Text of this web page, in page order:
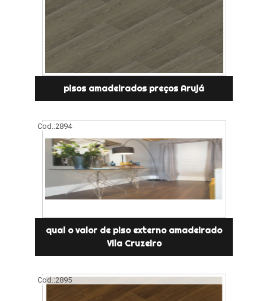
pisos amadeirados preços Arujá
Cod.:2894
qual o valor de piso externo amadeirado
Vila Cruzeiro
Cod.:2895